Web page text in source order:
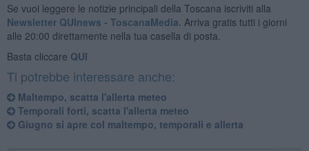
Se vuoi leggere le notizie principali della Toscana iscriviti alla
Newsletter QUInews - ToscanaMedia. Arriva gratis tutti i giorni
alle 20:00 direttamente nella tua casella di posta.
Basta cliccare QUI
Ti potrebbe interessare anche:
Maltempo, scatta l'allerta meteo
Temporali forti, scatta l'allerta meteo
Giugno si apre col maltempo, temporali e allerta